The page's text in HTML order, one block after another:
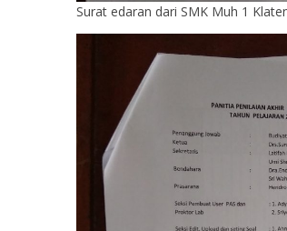
Surat edaran dari SMK Muh 1